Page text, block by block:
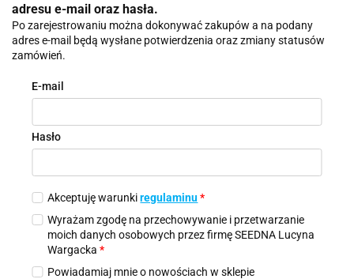
adresu e-mail oraz hasła.
Po zarejestrowaniu można dokonywać zakupów a na podany
adres e-mail będą wysłane potwierdzenia oraz zmiany statusów
zamówień.
E-mail
Hasło
Akceptuję warunkiregulaminu *
Wyrażam zgodę na przechowywanie i przetwarzanie
moich danych osobowych przez firmę SEEDNA Lucyna
Wargacka*
Powiadamiaj mnie o nowościach w sklepie